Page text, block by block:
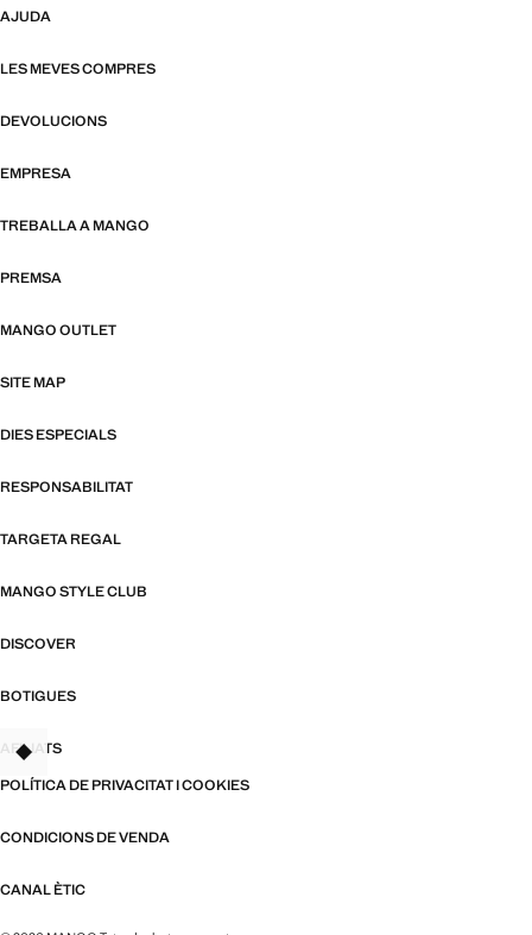
AJUDA
LES MEVES COMPRES
DEVOLUCIONS
EMPRESA
TREBALLA A MANGO
PREMSA
MANGO OUTLET
SITE MAP
DIES ESPECIALS
RESPONSABILITAT
TARGETA REGAL
MANGO STYLE CLUB
DISCOVER
BOTIGUES
AFILIATS
POLÍTICA DE PRIVACITAT I COOKIES
CONDICIONS DE VENDA
CANAL ÈTIC